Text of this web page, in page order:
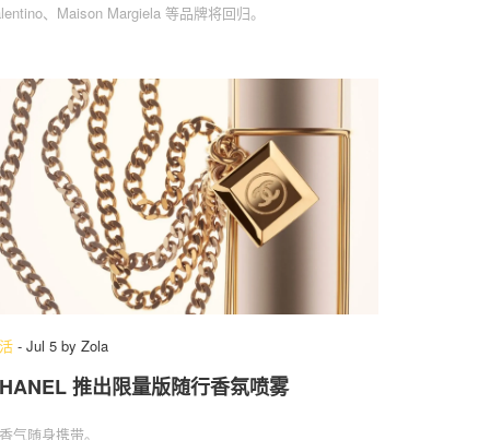
、Maison Margiela 等品牌将回归。
- Jul 5 by Zola
推出限量版随行香氛喷雾
气随身携带。